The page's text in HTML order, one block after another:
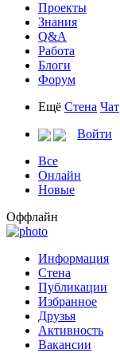
Проекты
Знания
Q&A
Работа
Блоги
Форум
Ещё Стена Чат
Войти
Все
Онлайн
Новые
Оффлайн
Информация
Стена
Публикации
Избранное
Друзья
Активность
Вакансии